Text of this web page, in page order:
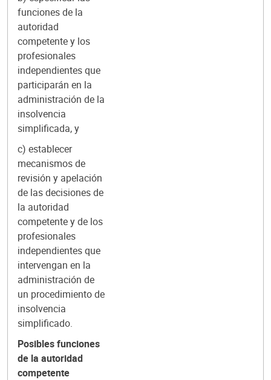
funciones de la
autoridad
competente y los
profesionales
independientes que
participarán en la
administración de la
insolvencia
simplificada, y
c) establecer
mecanismos de
revisión y apelación
de las decisiones de
la autoridad
competente y de los
profesionales
independientes que
intervengan en la
administración de
un procedimiento de
insolvencia
simplificado.
Posibles funciones
de la autoridad
competente